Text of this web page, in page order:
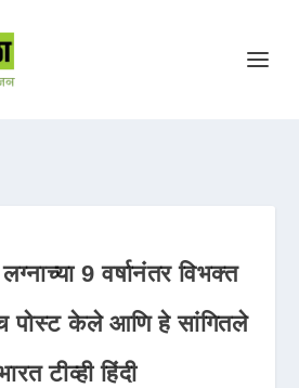
9 वर्षानंतर विभक्त
पोस्ट केले आणि हे सांगितले
टीव्ही हिंदी